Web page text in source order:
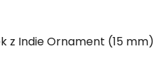
z Indie Ornament (15 mm)